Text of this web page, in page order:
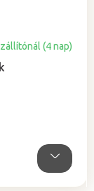
(4 nap)